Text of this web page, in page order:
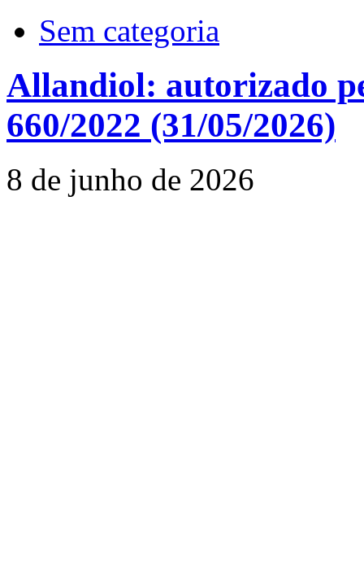
Sem categoria
Allandiol: autorizado
660/2022 (31/05/2026)
8 de junho de 2026